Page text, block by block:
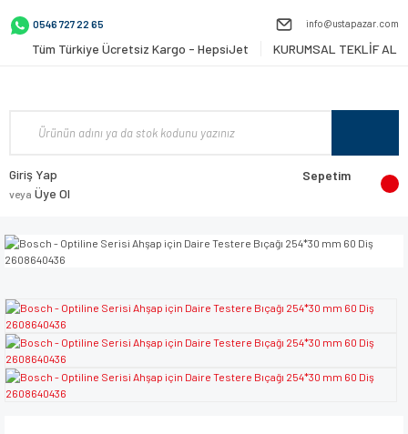
0546 727 22 65 info@ustapazar.com
Tüm Türkiye Ücretsiz Kargo - HepsiJet KURUMSAL TEKLİF AL
Giriş Yap
veya Üye Ol
Sepetim